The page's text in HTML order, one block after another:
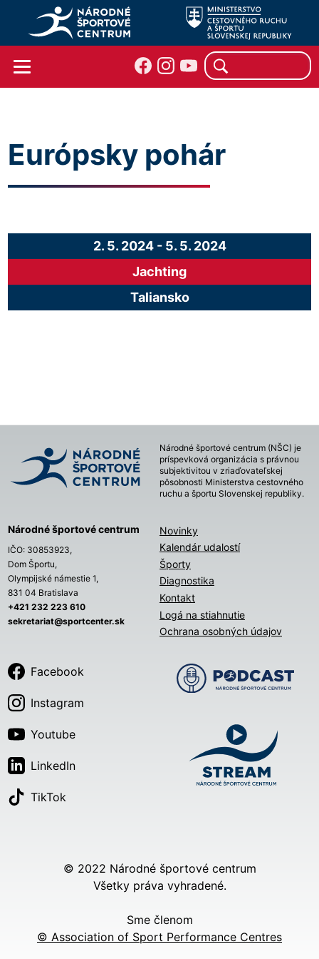
Európsky pohár
2. 5. 2024- 5. 5. 2024
Jachting
Taliansko
Národné športové centrum (NŠC) je
príspevková organizácia s právnou
subjektivitou v zriaďovateľskej
pôsobnosti Ministerstva cestovného
ruchu a športu Slovenskej republiky.
Národné športové centrum
IČO: 30853923,
Dom Športu,
Olympijské námestie 1,
831 04 Bratislava
+421 232 223 610
sekretariat@sportcenter.sk
Novinky
Kalendár udalostí
Športy
Diagnostika
Kontakt
Logá na stiahnutie
Ochrana osobných údajov
Facebook
Instagram
Youtube
LinkedIn
TikTok
© 2022 Národné športové centrum
Všetky práva vyhradené.
Sme členom
© Association of Sport Performance Centres